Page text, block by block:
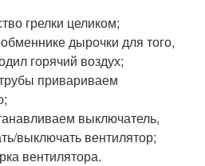
грелки целиком;
дырочки для того,
горячий воздух;
привариваем
выключатель,
выключать вентилятор;
вентилятора.